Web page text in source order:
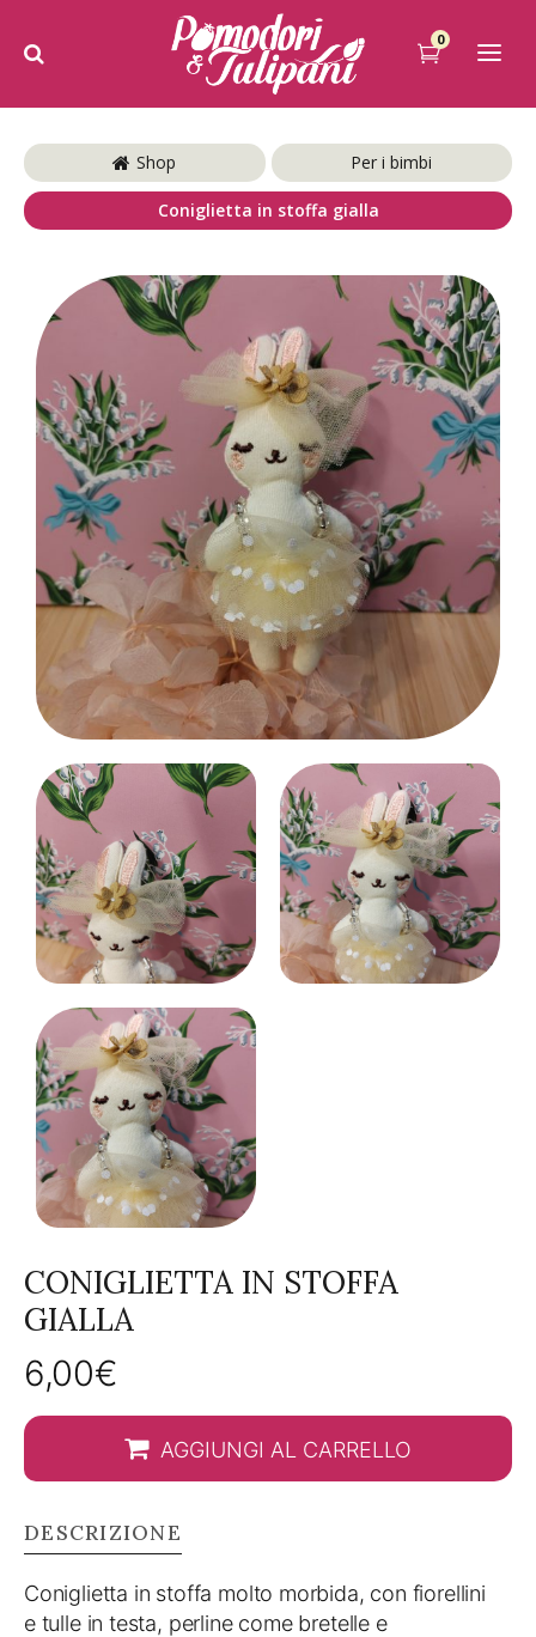
0
Shop Per i bimbi
Coniglietta in stoffa gialla
CONIGLIETTA IN STOFFA
GIALLA
6,00€
AGGIUNGI AL CARRELLO
DESCRIZIONE
Coniglietta in stoffa molto morbida, con fiorellini
e tulle in testa, perline come bretelle e